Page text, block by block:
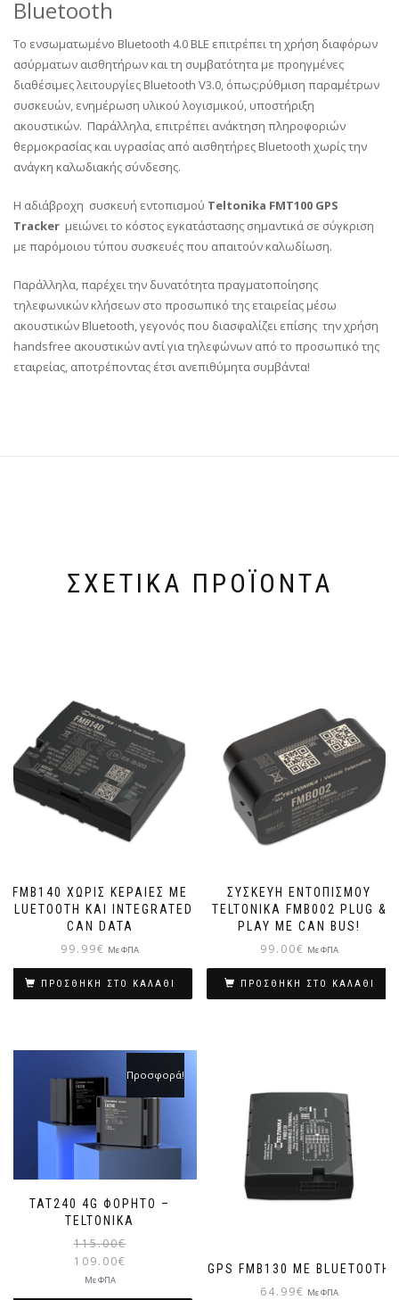
Bluetooth
Το ενσωματωμένο Bluetooth 4.0 BLE επιτρέπει τη χρήση διαφόρων
ασύρματων αισθητήρων και τη συμβατότητα με προηγμένες
διαθέσιμες λειτουργίες Bluetooth V3.0, όπως:ρύθμιση παραμέτρων
συσκευών, ενημέρωση υλικού λογισμικού, υποστήριξη
ακουστικών. Παράλληλα, επιτρέπει ανάκτηση πληροφοριών
θερμοκρασίας και υγρασίας από αισθητήρες Bluetooth χωρίς την
ανάγκη καλωδιακής σύνδεσης.
Η αδιάβροχη συσκευή εντοπισμού Teltonika FMT100 GPS
Tracker μειώνει το κόστος εγκατάστασης σημαντικά σε σύγκριση
με παρόμοιου τύπου συσκευές που απαιτούν καλωδίωση.
Παράλληλα, παρέχει την δυνατότητα πραγματοποίησης
τηλεφωνικών κλήσεων στο προσωπικό της εταιρείας μέσω
ακουστικών Bluetooth, γεγονός που διασφαλίζει επίσης την χρήση
handsfree ακουστικών αντί για τηλεφώνων από το προσωπικό της
εταιρείας, αποτρέποντας έτσι ανεπιθύμητα συμβάντα!
ΣΧΕΤΙΚΆ ΠΡΟΪΌΝΤΑ
FMB140 ΧΩΡΊΣ ΚΕΡΑΊΕΣ ΜΕ
BLUETOOTH ΚΑΙ INTEGRATED
CAN DATA
99.99€ Με ΦΠΑ
ΠΡΟΣΘΉΚΗ ΣΤΟ ΚΑΛΆΘΙ
ΣΥΣΚΕΥΉ ΕΝΤΟΠΙΣΜΟΎ
TELTONIKA FMB002 PLUG &
PLAY ΜΕ CAN BUS!
99.00€ Με ΦΠΑ
ΠΡΟΣΘΉΚΗ ΣΤΟ ΚΑΛΆΘΙ
TAT240 4G ΦΟΡΗΤΌ –
TELTONIKA
Προσφορά!
115.00€
109.00€
Με ΦΠΑ
GPS FMB130 ΜΕ BLUETOOTH
64.99€ Με ΦΠΑ